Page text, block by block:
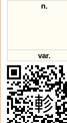
n.
var.